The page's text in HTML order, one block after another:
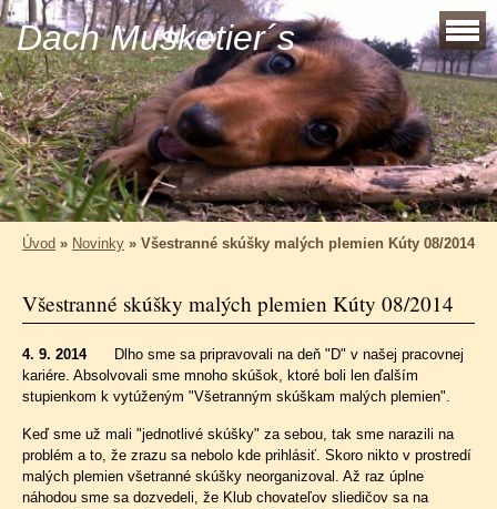
Dach Musketier´s
Úvod » Novinky » Všestranné skúšky malých plemien Kúty 08/2014
Všestranné skúšky malých plemien Kúty 08/2014
4. 9. 2014
Dlho sme sa pripravovali na deň "D" v našej pracovnej
kariére. Absolvovali sme mnoho skúšok, ktoré boli len ďalším
stupienkom k vytúženým "Všetranným skúškam malých plemien".
Keď sme už mali "jednotlivé skúšky" za sebou, tak sme narazili na
problém a to, že zrazu sa nebolo kde prihlásiť. Skoro nikto v prostredí
malých plemien všetranné skúšky neorganizoval. Až raz úplne
náhodou sme sa dozvedeli, že Klub chovateľov sliedičov sa na